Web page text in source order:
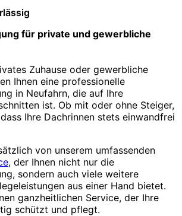
für private und gewerbliche
Zuhause oder gewerbliche
Ihnen eine professionelle
in Neufahrn, die auf Ihre
ist. Ob mit oder ohne Steiger,
Ihre Dachrinnen stets einwandfrei
von unserem umfassenden
, der Ihnen nicht nur die
sondern auch viele weitere
aus einer Hand bietet.
ganzheitlichen Service, der Ihre
schützt und pflegt.